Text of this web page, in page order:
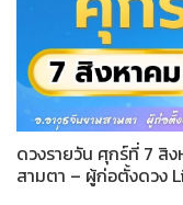
ดวงรายวัน ศุกร์ที่ 7 สิ
สามตา – ผู้ก่อตั้งดวง